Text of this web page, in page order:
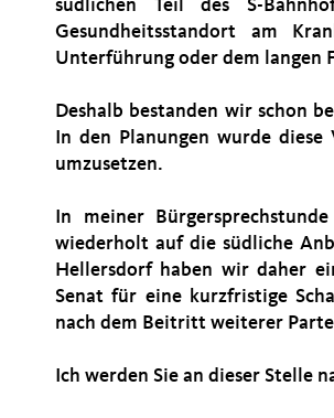
südlichen Teil des S-
Gesundheitsstandort am
Unterführung oder dem langen
Deshalb bestanden wir schon
In den Planungen wurde
umzusetzen.
In meiner
wiederholt auf die südliche
Hellersdorf haben wir daher
Senat für eine kurzfristige
nach dem Beitritt weiterer
Ich werden Sie an dieser Stelle